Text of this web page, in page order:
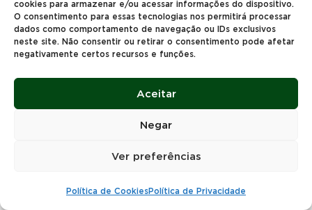
cookies para armazenar e/ou acessar informações do dispositivo.
O consentimento para essas tecnologias nos permitirá processar
dados como comportamento de navegação ou IDs exclusivos
neste site. Não consentir ou retirar o consentimento pode afetar
negativamente certos recursos e funções.
Aceitar
Negar
Ver preferências
Política de CookiesPolítica de Privacidade